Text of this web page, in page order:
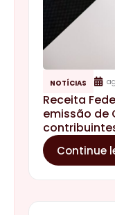
NOTÍCIAS
Receita
emissão de
Continue